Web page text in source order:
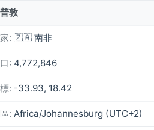
敦
: 🇿🇦 南非
: 4,772,846
: -33.93, 18.42
: Africa/Johannesburg (UTC+2)